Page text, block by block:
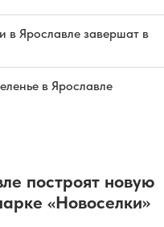
в Ярославле завершат в
в Ярославле
построят новую
«Новоселки»